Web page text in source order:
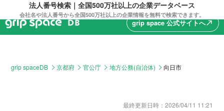
法人番号検索｜全国500万社以上の企業データベース
会社名や法人番号から全国500万社以上の企業情報を無料で検索できます。
grip space 公式サイトへnorth_east
grip spaceDB 京都府 官公庁 地方公務(自治体) 向日市
最終更新日時： 2026/04/11 11:21